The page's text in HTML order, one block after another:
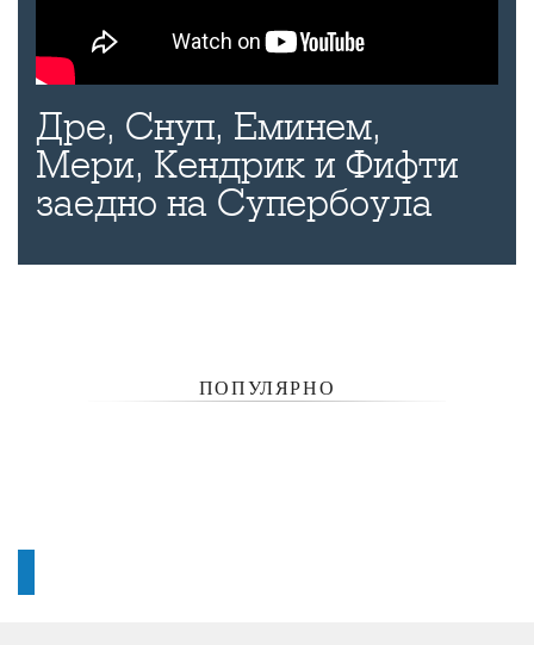
Дре, Снуп, Еминем,
Мери, Кендрик и Фифти
заедно на Супербоула
ПОПУЛЯРНО